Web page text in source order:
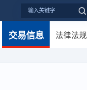
交易信息 法律法规